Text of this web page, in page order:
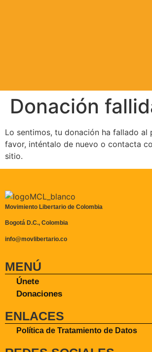
Donación
Lo sentimos, tu donación ha fallado al
favor, inténtalo de nuevo o contacta
sitio.
Movimiento Libertario de Colombia
Bogotá D.C., Colombia
info@movlibertario.co
MENÚ
Únete
Donaciones
ENLACES
Política de Tratamiento de Datos